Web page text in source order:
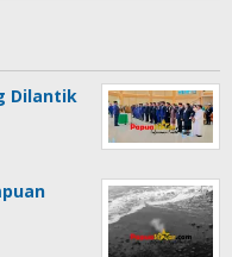
Dilantik